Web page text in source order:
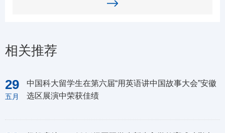
相关推荐
29
五月
中国科大留学生在第六届“用英语讲中国故事大会”安徽
选区展演中荣获佳绩